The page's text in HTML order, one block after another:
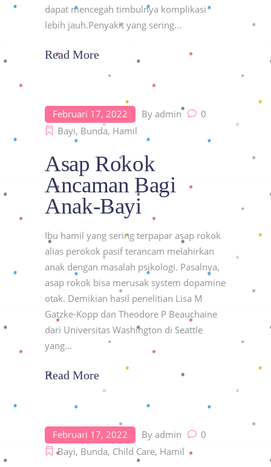
dapat mencegah timbulnya komplikasi
lebih jauh.Penyakit yang sering
Read More
Februari 17, 2022 By admin
0
Bayi, Bunda, Hamil
Asap Rokok
Ancaman Bagi
Anak-Bayi
Ibu hamil yang sering terpapar asap rokok
alias perokok pasif terancam melahirkan
anak dengan masalah psikologi. Pasalnya,
asap rokok bisa merusak system dopamine
otak. Demikian hasil penelitian Lisa M
Gatzke-Kopp dan Theodore P Beauchaine
dari Universitas Washington di Seattle
yang
Read More
Februari 17, 2022 By admin
0
Bayi, Bunda, Child Care, Hamil